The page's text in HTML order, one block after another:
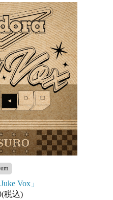
Vox」
税込)